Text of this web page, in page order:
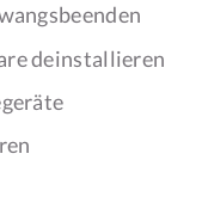
deinstallieren